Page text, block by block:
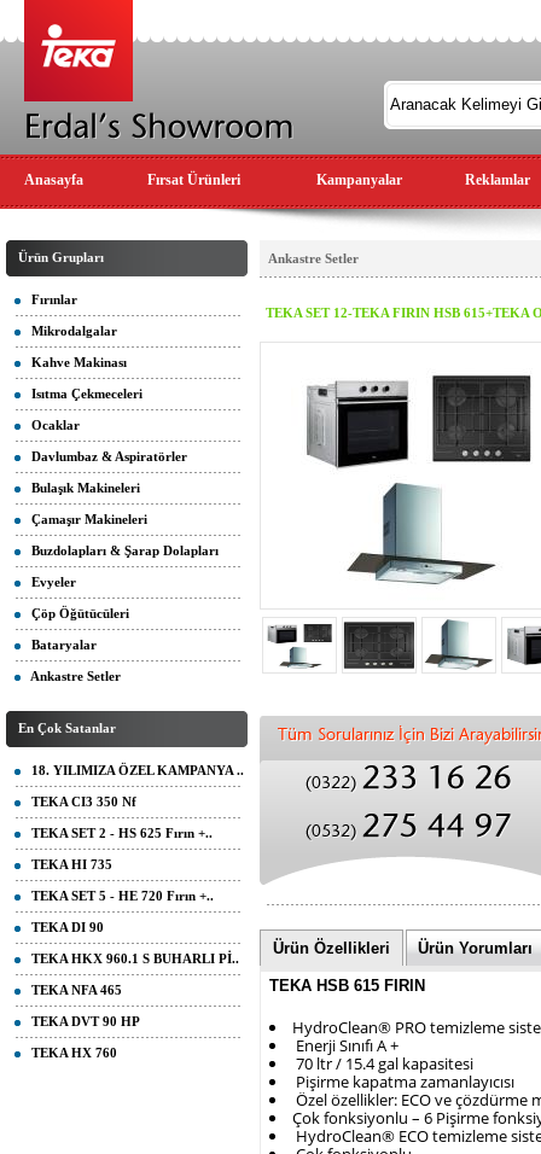
Anasayfa Fırsat Ürünleri Kampanyalar Reklamlar
Ürün Grupları
Fırınlar
Mikrodalgalar
Kahve Makinası
Isıtma Çekmeceleri
Ocaklar
Davlumbaz & Aspiratörler
Bulaşık Makineleri
Çamaşır Makineleri
Buzdolapları & Şarap Dolapları
Evyeler
Çöp Öğütücüleri
Bataryalar
Ankastre Setler
En Çok Satanlar
18. YILIMIZA ÖZEL KAMPANYA ..
TEKA CI3 350 Nf
TEKA SET 2 - HS 625 Fırın +..
TEKA HI 735
TEKA SET 5 - HE 720 Fırın +..
TEKA DI 90
TEKA HKX 960.1 S BUHARLI Pİ..
TEKA NFA 465
TEKA DVT 90 HP
TEKA HX 760
Ankastre Setler
TEKA SET 12-TEKA FIRIN HSB 615+TEKA
Ürün Özellikleri Ürün Yorumları
TEKA HSB 615 FIRIN
HydroClean® PRO temizleme
Enerji Sınıfı A +
70 ltr / 15.4 gal kapasitesi
Pişirme kapatma zamanlayıcısı
Özel özellikler: ECO ve çözdürme
Çok fonksiyonlu – 6 Pişirme
HydroClean® ECO temizleme